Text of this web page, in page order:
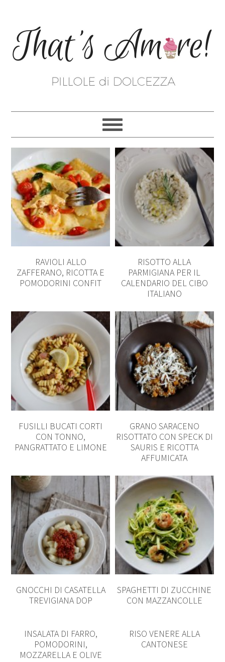
RAVIOLI ALLO
ZAFFERANO, RICOTTA E
POMODORINI CONFIT
RISOTTO ALLA
PARMIGIANA PER IL
CALENDARIO DEL CIBO
ITALIANO
FUSILLI BUCATI CORTI
CON TONNO,
PANGRATTATO E LIMONE
GRANO SARACENO
RISOTTATO CON SPECK DI
SAURIS E RICOTTA
AFFUMICATA
GNOCCHI DI CASATELLA
TREVIGIANA DOP
SPAGHETTI DI ZUCCHINE
CON MAZZANCOLLE
INSALATA DI FARRO,
POMODORINI,
MOZZARELLA E OLIVE
RISO VENERE ALLA
CANTONESE